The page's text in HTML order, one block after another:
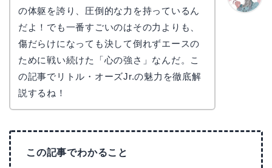
の体躯を誇り、圧倒的な力を持っているん
だよ！でも一番すごいのはその力よりも、
傷だらけになっても決して倒れずエースの
ために戦い続けた「心の強さ」なんだ。こ
の記事でリトル・オーズJr.の魅力を徹底解
説するね！
この記事でわかること